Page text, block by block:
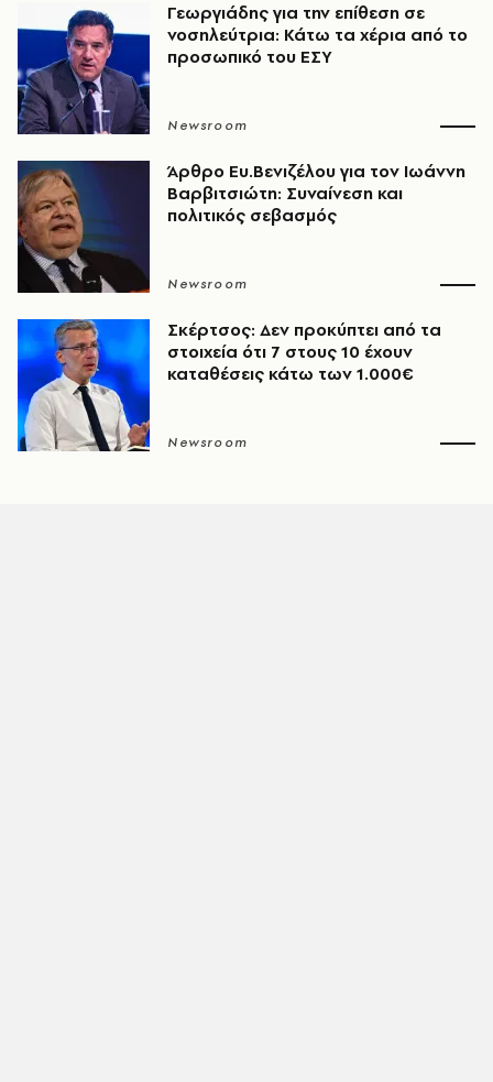
Γεωργιάδης για την επίθεση σε
νοσηλεύτρια: Κάτω τα χέρια από το
προσωπικό του ΕΣΥ
Newsroom
Άρθρο Ευ.Βενιζέλου για τον Iωάννη
Βαρβιτσιώτη: Συναίνεση και
πολιτικός σεβασμός
Newsroom
Σκέρτσος: Δεν προκύπτει από τα
στοιχεία ότι 7 στους 10 έχουν
καταθέσεις κάτω των 1.000€
Newsroom